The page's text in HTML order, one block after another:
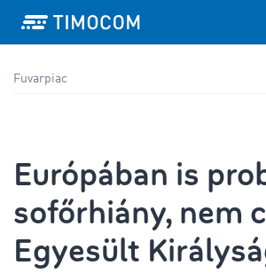
Fuvarpiac
Európában is
sofőrhiány, nem
Egyesült